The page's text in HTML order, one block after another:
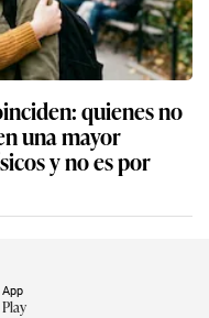
quienes no
una mayor
y no es por